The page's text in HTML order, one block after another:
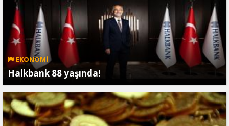
EKONOMİ
Halkbank 88 yaşında!